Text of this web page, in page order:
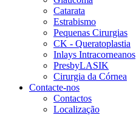
Catarata
Estrabismo
Pequenas Cirurgias
CK - Queratoplastia
Inlays Intracorneanos
PresbyLASIK
Cirurgia da Córnea
Contacte-nos
Contactos
Localização